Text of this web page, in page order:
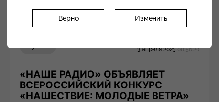
3 апреля 2023 08:56:20
«НАШЕ РАДИО» ОБЪЯВЛЯЕТ
ВСЕРОССИЙСКИЙ КОНКУРС
«НАШЕСТВИЕ: МОЛОДЫЕ ВЕТРА»
Верно Изменить